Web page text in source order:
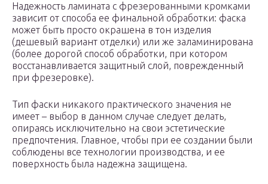
Надежность ламината с фрезерованными кромками
зависит от способа ее финальной обработки: фаска
может быть просто окрашена в тон изделия
(дешевый вариант отделки) или же заламинирована
(более дорогой способ обработки, при котором
восстанавливается защитный слой, поврежденный
при фрезеровке).
Тип фаски никакого практического значения не
имеет – выбор в данном случае следует делать,
опираясь исключительно на свои эстетические
предпочтения. Главное, чтобы при ее создании были
соблюдены все технологии производства, и ее
поверхность была надежна защищена.